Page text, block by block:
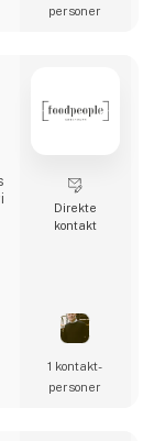
personer
Direkte
kontakt
1 kontakt­
personer